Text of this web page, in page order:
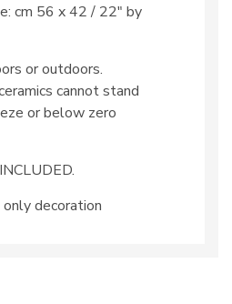
cm 56 x 42 / 22″ by
or outdoors.
cannot stand
or below zero
decoration